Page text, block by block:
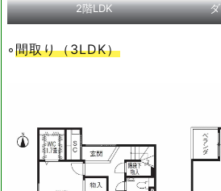
2階LDK
◦間取り（3LDK）